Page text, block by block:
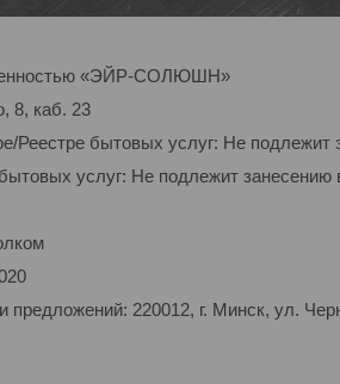
«ЭЙР-СОЛЮШН»
8, каб. 23
Реестре бытовых услуг: Не подлежит
услуг: Не подлежит занесению
предложений: 220012, г. Минск, ул.